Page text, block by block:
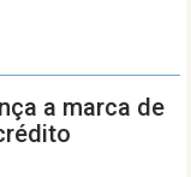
a marca de